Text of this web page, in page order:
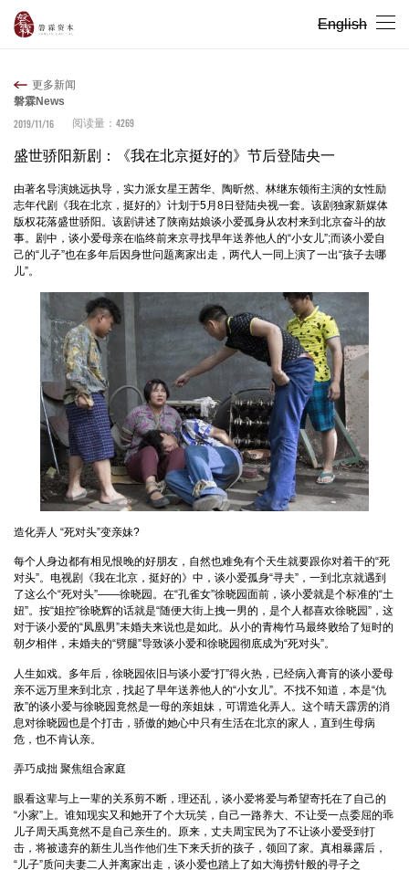
English
更多新闻
磐霖News
2019/11/16
阅读量： 4269
盛世骄阳新剧：《我在北京挺好的》节后登陆央一
由著名导演姚远执导，实力派女星王茜华、陶昕然、林继东领衔主演的女性励
志年代剧《我在北京，挺好的》计划于5月8日登陆央视一套。该剧独家新媒体
版权花落盛世骄阳。该剧讲述了陕南姑娘谈小爱孤身从农村来到北京奋斗的故
事。剧中，谈小爱母亲在临终前来京寻找早年送养他人的“小女儿”;而谈小爱自
己的“儿子”也在多年后因身世问题离家出走，两代人一同上演了一出“孩子去哪
儿”。
造化弄人 “死对头”变亲妹?
每个人身边都有相见恨晚的好朋友，自然也难免有个天生就要跟你对着干的“死
对头”。电视剧《我在北京，挺好的》中，谈小爱孤身“寻夫”，一到北京就遇到
了这么个“死对头”——徐晓园。在“孔雀女”徐晓园面前，谈小爱就是个标准的“土
妞”。按“姐控”徐晓辉的话就是“随便大街上拽一男的，是个人都喜欢徐晓园”，这
对于谈小爱的“凤凰男”未婚夫来说也是如此。从小的青梅竹马最终败给了短时的
朝夕相伴，未婚夫的“劈腿”导致谈小爱和徐晓园彻底成为“死对头”。
人生如戏。多年后，徐晓园依旧与谈小爱“打”得火热，已经病入膏肓的谈小爱母
亲不远万里来到北京，找起了早年送养他人的“小女儿”。不找不知道，本是“仇
敌”的谈小爱与徐晓园竟然是一母的亲姐妹，可谓造化弄人。这个晴天霹雳的消
息对徐晓园也是个打击，骄傲的她心中只有生活在北京的家人，直到生母病
危，也不肯认亲。
弄巧成拙 聚焦组合家庭
眼看这辈与上一辈的关系剪不断，理还乱，谈小爱将爱与希望寄托在了自己的
“小家”上。谁知现实又和她开了个大玩笑，自己一路养大、不让受一点委屈的乖
儿子周天禹竟然不是自己亲生的。原来，丈夫周宝民为了不让谈小爱受到打
击，将被遗弃的新生儿当作他们生下来夭折的孩子，领回了家。真相暴露后，
“儿子”质问夫妻二人并离家出走，谈小爱也踏上了如大海捞针般的寻子之